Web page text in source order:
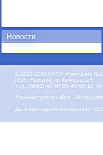
Новости
© 2012-2026 МКОУ «Гимназия
КБР, г.Нальчик, пр.Кулиева, д.5
Тел.: (8662) 40-66-05, 40-66-16,
Администратор сайта -
Дата последнего обновления -